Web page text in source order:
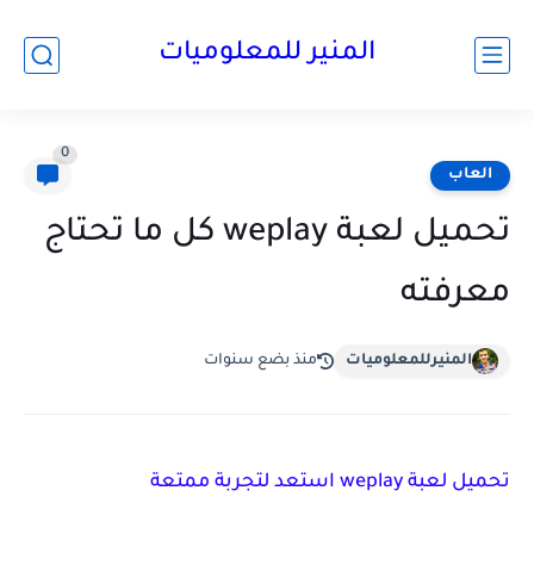
المنير للمعلوميات
العاب
0
تحميل لعبة weplay كل ما تحتاج
معرفته
المنيرللمعلوميات منذ بضع سنوات
تحميل لعبة weplay استعد لتجربة ممتعة